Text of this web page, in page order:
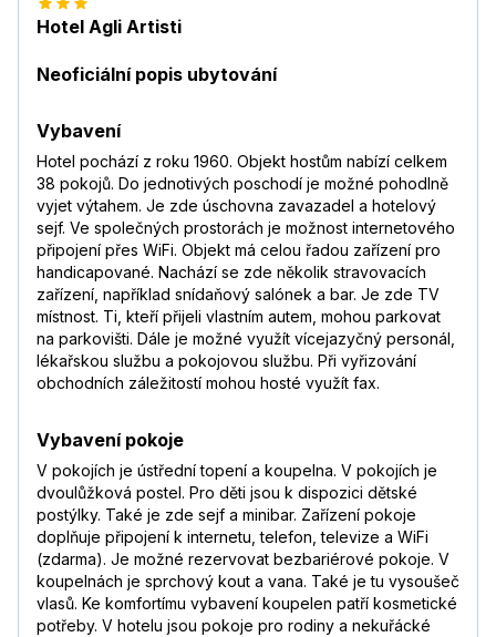
Hotel Agli Artisti
Neoficiální popis ubytování
Vybavení
Hotel pochází z roku 1960. Objekt hostům nabízí celkem
38 pokojů. Do jednotivých poschodí je možné pohodlně
vyjet výtahem. Je zde úschovna zavazadel a hotelový
sejf. Ve společných prostorách je možnost internetového
připojení přes WiFi. Objekt má celou řadou zařízení pro
handicapované. Nachází se zde několik stravovacích
zařízení, například snídaňový salónek a bar. Je zde TV
místnost. Ti, kteří přijeli vlastním autem, mohou parkovat
na parkovišti. Dále je možné využít vícejazyčný personál,
lékařskou službu a pokojovou službu. Při vyřizování
obchodních záležitostí mohou hosté využít fax.
Vybavení pokoje
V pokojích je ústřední topení a koupelna. V pokojích je
dvoulůžková postel. Pro děti jsou k dispozici dětské
postýlky. Také je zde sejf a minibar. Zařízení pokoje
doplňuje připojení k internetu, telefon, televize a WiFi
(zdarma). Je možné rezervovat bezbariérové pokoje. V
koupelnách je sprchový kout a vana. Také je tu vysoušeč
vlasů. Ke komfortímu vybavení koupelen patří kosmetické
potřeby. V hotelu jsou pokoje pro rodiny a nekuřácké